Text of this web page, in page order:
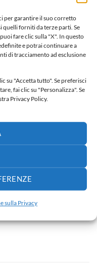
per garantire il suo corretto
forniti da terze parti. Se
fare clic sulla "X". In questo
e potrai continuare a
di tracciamento ad esclusione
su "Accetta tutto". Se preferisci
fai clic su "Personalizza". Se
Privacy Policy.
sulla Privacy